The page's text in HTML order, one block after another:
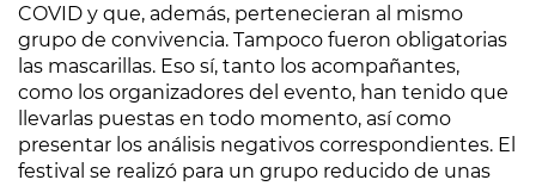
COVID y que, además, pertenecieran al mismo
grupo de convivencia. Tampoco fueron obligatorias
las mascarillas. Eso sí, tanto los acompañantes,
como los organizadores del evento, han tenido que
llevarlas puestas en todo momento, así como
presentar los análisis negativos correspondientes. El
festival se realizó para un grupo reducido de unas